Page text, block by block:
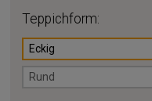
Teppichform:
Eckig
Rund